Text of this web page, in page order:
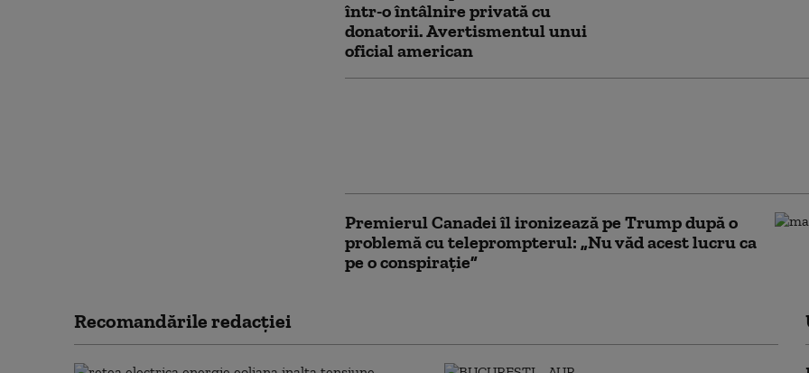
într-o întâlnire privată cu
donatorii. Avertismentul unui
oficial american
Premierul Canadei îl ironizează pe Trump după o
problemă cu teleprompterul: „Nu văd acest lucru ca
pe o conspirație”
Recomandările redacţiei